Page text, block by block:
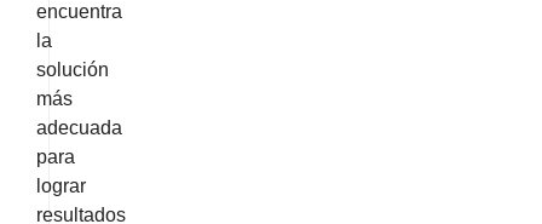
encuentra
la
solución
más
adecuada
para
lograr
resultados